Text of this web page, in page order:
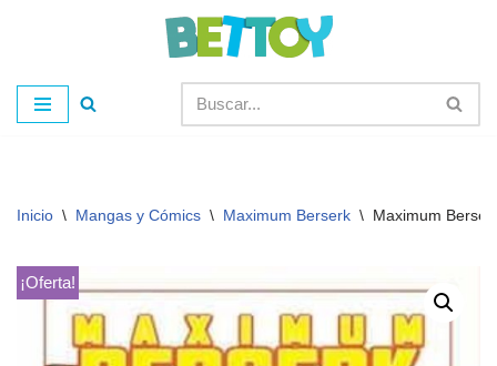
al
contenido
Inicio \ Mangas y Cómics \ Maximum Berserk \ Maximum
¡Oferta!